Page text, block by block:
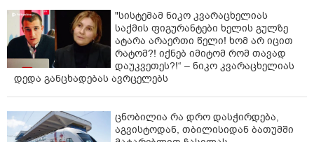
"სისტემამ ნიკო კვარაცხელიას
საქმის ფიგურანტები ხელის გულზე
ატარა არაერთი წელი! ხომ არ იცით
რატომ?! იქნებ იმიტომ რომ თავად
დაუკვეთეს?!“ – ნიკო კვარაცხელიას
დედა განცხადებას ავრცელებს
ცნობილია რა დრო დასჭირდება,
აგვისტოდან, თბილისიდან ბათუმში